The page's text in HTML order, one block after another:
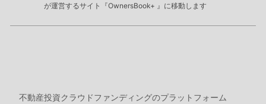
が運営するサイト『OwnersBook+ 』に移動します
不動産投資クラウドファンディングのプラットフォーム